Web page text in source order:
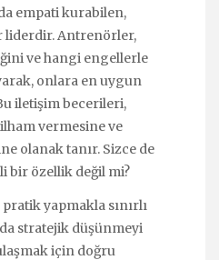
empati kurabilen,
liderdir. Antrenörler,
ve hangi engellerle
onlara en uygun
iletişim becerileri,
vermesine ve
olanak tanır. Sizce de
bir özellik değil mi?
yapmakla sınırlı
stratejik düşünmeyi
için doğru